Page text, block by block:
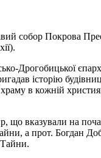
собор Покрова
Дрогобицької
історію
в кожній
що вказували на
а прот. Богдан